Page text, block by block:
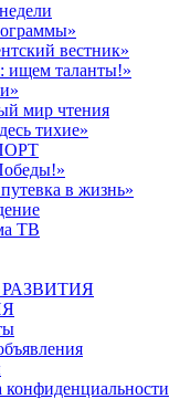
вестник»
ищем таланты!»
мир чтения
тихие»
в жизнь»
ТВ